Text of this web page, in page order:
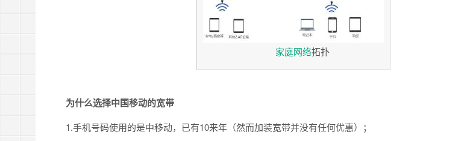
家庭网络拓扑
为什么选择中国移动的宽带
1.手机号码使用的是中移动，已有10来年（然而加装宽带并没有任何优惠）；